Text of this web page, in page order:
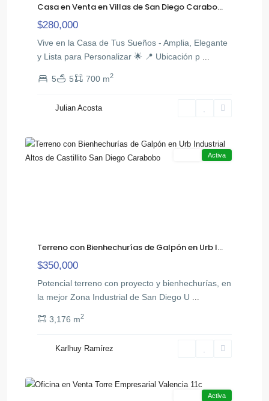
Casa en Venta en Villas de San Diego Carabo...
$280,000
Vive en la Casa de Tus Sueños - Amplia, Elegante
y Lista para Personalizar 🌟 📍 Ubicación p
5 5 700 m2
Julian Acosta
Industrial
Activa
Terreno con Bienhechurías de Galpón en Urb I...
$350,000
Potencial terreno con proyecto y bienhechurías, en
la mejor Zona Industrial de San Diego U
3,176 m2
Karlhuy Ramírez
Cedeño,
Activa